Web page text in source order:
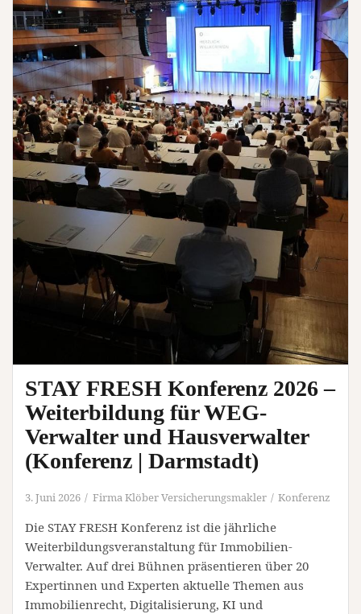
STAY FRESH Konferenz 2026 –
Weiterbildung für WEG-
Verwalter und Hausverwalter
(Konferenz | Darmstadt)
3. Juni 2026 Firma Klöber Versicherungsmakler Konferenz
Die STAY FRESH Konferenz ist die jährliche
Weiterbildungsveranstaltung für Immobilien-
Verwalter. Auf drei Bühnen präsentieren über 20
Expertinnen und Experten aktuelle Themen aus
Immobilienrecht, Digitalisierung, KI und